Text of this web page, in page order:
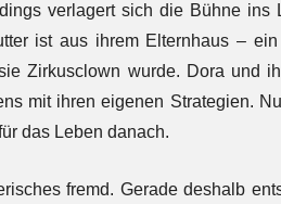
verlagert sich die Bühne ins
ist aus ihrem Elternhaus –
Zirkusclown wurde. Dora und
mit ihren eigenen Strategien.
das Leben danach.
fremd. Gerade deshalb